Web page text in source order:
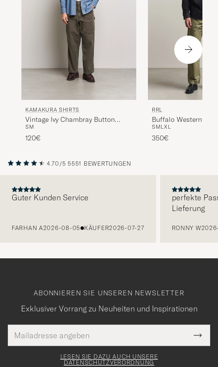
KAMAKURA SHIRTS
Vintage Ivy Chambray Button
Down Shirt Blue
SM
120€
RRL
Buffalo Western
SMLXL
350€
4.70/5 5551 BEWERTUNGEN
Guter Kunden Service
FARHAN A2026-08-05 KÄUFER2026-07-27
perfekte
Lieferung
RONNY W
ABONNIEREN SIE UNSEREN NEWSLETTER
Exklusiver Vorrang zu Neuheiten und Inspirationen
Mail
Adresse
Tack
för
LESEN SIE DAZU AUCH UNSERE
DATENSCHUTZVERORDNUNG